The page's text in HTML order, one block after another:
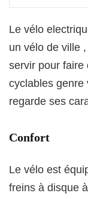
Le vélo
un vélo de ville
servir pour faire
cyclables genre
regarde ses
Confort
Le vélo est
freins à disque